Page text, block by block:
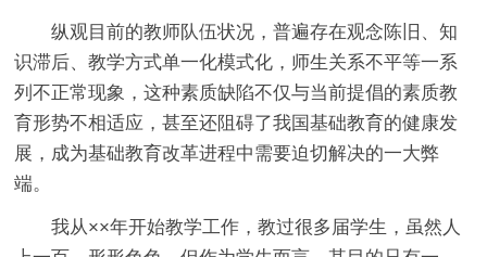
纵观目前的教师队伍状况，普遍存在观念陈旧、知
识滞后、教学方式单一化模式化，师生关系不平等一系
列不正常现象，这种素质缺陷不仅与当前提倡的素质教
育形势不相适应，甚至还阻碍了我国基础教育的健康发
展，成为基础教育改革进程中需要迫切解决的一大弊
端。
我从××年开始教学工作，教过很多届学生，虽然人